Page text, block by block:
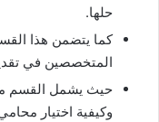
حلها.
كما يتضمن هذا
المتخصصين في
حيث يشمل القسم
وكيفية اختيار